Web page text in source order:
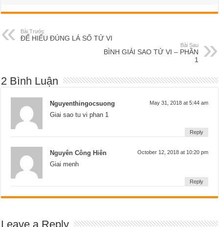
Bài Trước
ĐỂ HIỂU ĐÚNG LÁ SỐ TỬ VI
Bài Sau
BÌNH GIẢI SAO TỬ VI – PHẦN
1
2 Bình Luận
Nguyenthingocsuong May 31, 2018 at 5:44 am
Giai sao tu vi phan 1
Reply
Nguyên Công Hiên October 12, 2018 at 10:20 pm
Giai menh
Reply
Leave a Reply